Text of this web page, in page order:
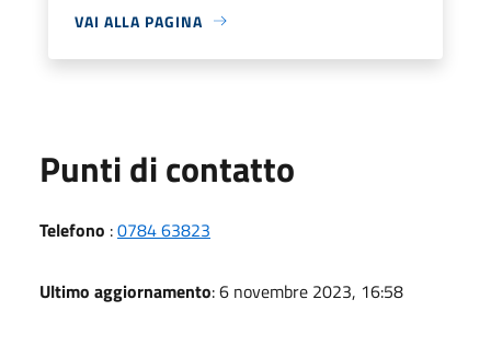
VAI ALLA PAGINA
Punti di contatto
Telefono :0784 63823
Ultimo aggiornamento: 6 novembre 2023, 16:58